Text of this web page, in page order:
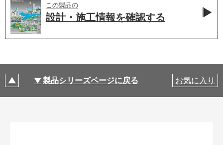
この製品の
設計・施工情報を確認する
製品シリーズページに戻る お気に入り